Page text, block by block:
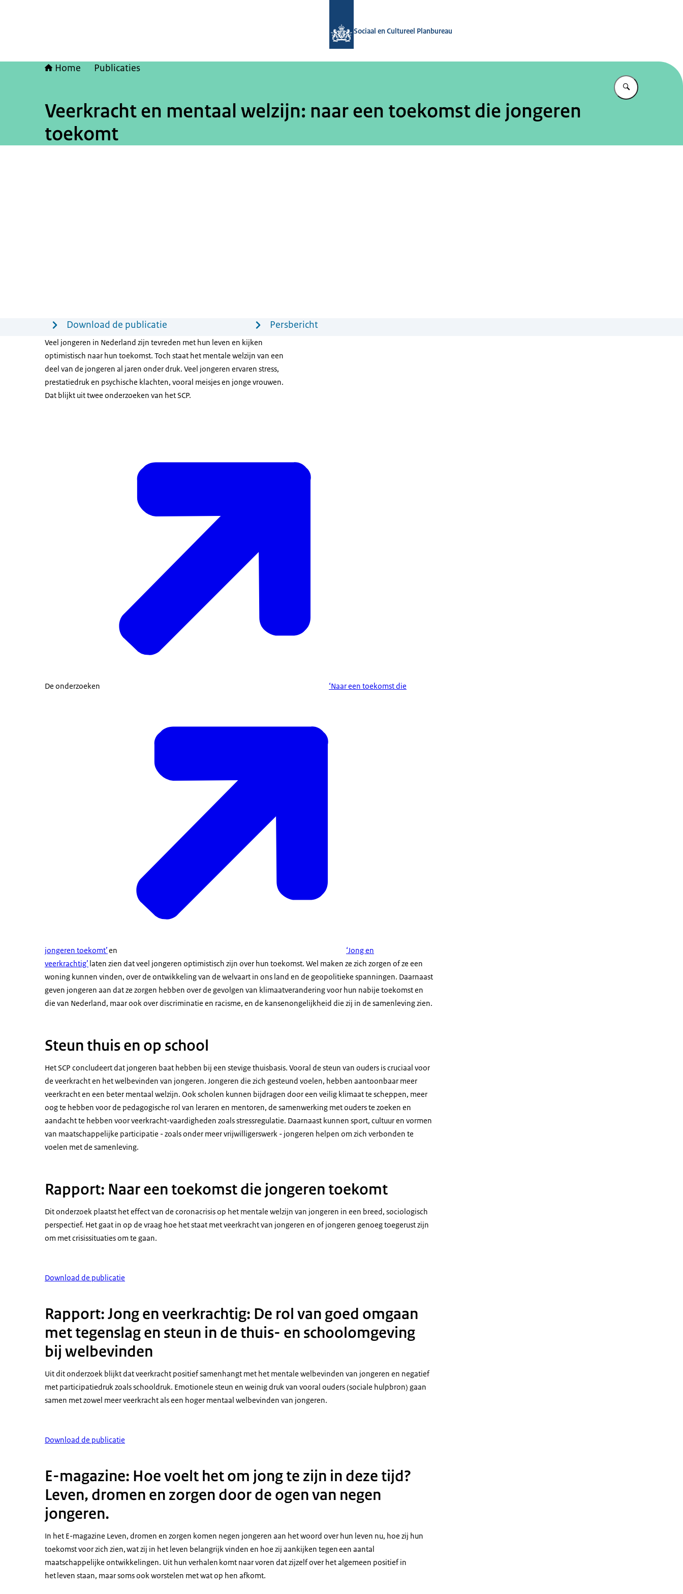
Sociaal en Cultureel Planbureau
Home Publicaties
Vul in wat u
Veerkracht en mentaal welzijn: naar een toekomst die jongeren
toekomt
Download de publicatie Persbericht
Veel jongeren in Nederland zijn tevreden met hun leven en kijken
optimistisch naar hun toekomst. Toch staat het mentale welzijn van een
deel van de jongeren al jaren onder druk. Veel jongeren ervaren stress,
prestatiedruk en psychische klachten, vooral meisjes en jonge vrouwen.
Dat blijkt uit twee onderzoeken van het SCP.
De onderzoeken ‘Naar een toekomst die
jongeren toekomt’en
‘Jong en
veerkrachtig’ laten zien dat veel jongeren optimistisch zijn over hun toekomst. Wel maken ze zich zorgen of ze een
woning kunnen vinden, over de ontwikkeling van de welvaart in ons land en de geopolitieke spanningen. Daarnaast
geven jongeren aan dat ze zorgen hebben over de gevolgen van klimaatverandering voor hun nabije toekomst en
die van Nederland, maar ook over discriminatie en racisme, en de kansenongelijkheid die zij in de samenleving zien.
Steun thuis en op school
Het SCP concludeert dat jongeren baat hebben bij een stevige thuisbasis. Vooral de steun van ouders is cruciaal voor
de veerkracht en het welbevinden van jongeren. Jongeren die zich gesteund voelen, hebben aantoonbaar meer
veerkracht en een beter mentaal welzijn. Ook scholen kunnen bijdragen door een veilig klimaat te scheppen, meer
oog te hebben voor de pedagogische rol van leraren en mentoren, de samenwerking met ouders te zoeken en
aandacht te hebben voor veerkracht-vaardigheden zoals stressregulatie. Daarnaast kunnen sport, cultuur en vormen
van maatschappelijke participatie - zoals onder meer vrijwilligerswerk - jongeren helpen om zich verbonden te
voelen met de samenleving.
Rapport: Naar een toekomst die jongeren toekomt
Dit onderzoek plaatst het effect van de coronacrisis op het mentale welzijn van jongeren in een breed, sociologisch
perspectief. Het gaat in op de vraag hoe het staat met veerkracht van jongeren en of jongeren genoeg toegerust zijn
om met crisissituaties om te gaan.
Download de publicatie
Rapport: Jong en veerkrachtig: De rol van goed omgaan
met tegenslag en steun in de thuis- en schoolomgeving
bij welbevinden
Uit dit onderzoek blijkt dat veerkracht positief samenhangt met het mentale welbevinden van jongeren en negatief
met participatiedruk zoals schooldruk. Emotionele steun en weinig druk van vooral ouders (sociale hulpbron) gaan
samen met zowel meer veerkracht als een hoger mentaal welbevinden van jongeren.
Download de publicatie
E-magazine: Hoe voelt het om jong te zijn in deze tijd?
Leven, dromen en zorgen door de ogen van negen
jongeren.
In het E-magazine Leven, dromen en zorgen komen negen jongeren aan het woord over hun leven nu, hoe zij hun
toekomst voor zich zien, wat zij in het leven belangrijk vinden en hoe zij aankijken tegen een aantal
maatschappelijke ontwikkelingen. Uit hun verhalen komt naar voren dat zijzelf over het algemeen positief in
het leven staan, maar soms ook worstelen met wat op hen afkomt.